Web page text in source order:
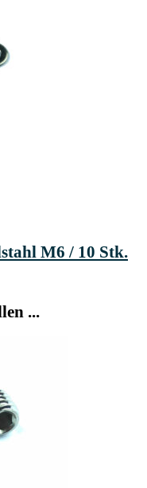
M6 / 10 Stk.
...